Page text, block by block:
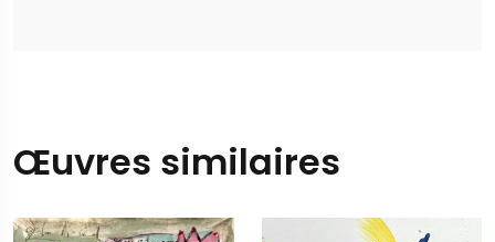
Œuvres similaires